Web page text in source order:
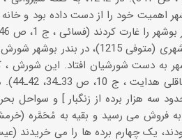
خود را از دست داده بود و
عبدالرسول خان ، پسر شیخ نصرخان بوشهری
به دست شورشیان افتاد. این شورش ،
سه هزار برده از زنگبار ] و سواحل
در خود بوشهر به فروش می رسید و بقیه به